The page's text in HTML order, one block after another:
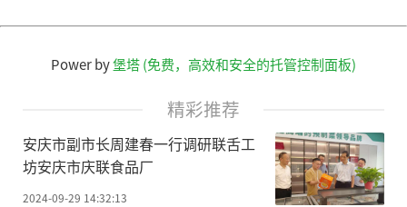
Power by堡塔 (免费，高效和安全的托管控制面板)
精彩推荐
安庆市副市长周建春一行调研联舌工
坊安庆市庆联食品厂
2024-09-29 14:32:13